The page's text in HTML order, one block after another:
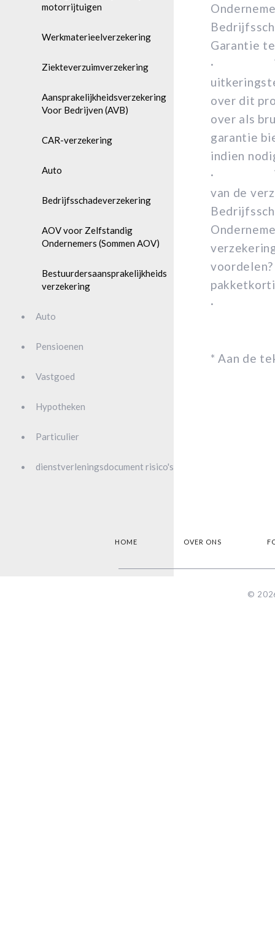
motorrijtuigen
Werkmaterieelverzekering
Ziekteverzuimverzekering
Aansprakelijkheidsverzekering
Voor Bedrijven (AVB)
CAR-verzekering
Auto
Bedrijfsschadeverzekering
AOV voor Zelfstandig
Ondernemers (Sommen AOV)
Bestuurdersaansprakelijkheids
verzekering
Auto
Pensioenen
Vastgoed
Hypotheken
Particulier
dienstverleningsdocument risico's
Garantie
·
over dit
over als
garantie
indien
· Wat
van de
·
* Aan de
HOME OVER ONS
©